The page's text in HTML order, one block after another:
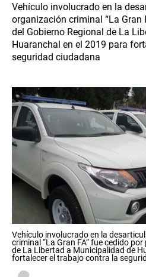
Vehículo involucrado en la
organización criminal “La Gran
del Gobierno Regional de La
Huaranchal en el 2019 para
seguridad ciudadana
Vehículo involucrado en la
criminal “La Gran FA” fue cedido
de La Libertad a Municipalidad de
fortalecer el trabajo contra la